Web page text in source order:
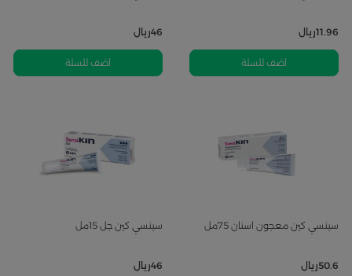
11.96ريال
اضف للسلة
46ريال
اضف للسلة
سينسي كين معجون اسنان 75مل
50.6ريال
سينسي كين جل 15مل
46ريال